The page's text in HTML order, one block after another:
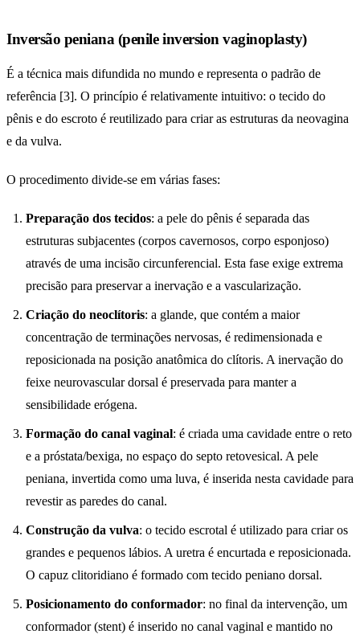
Inversão peniana (penile inversion vaginoplasty)
É a técnica mais difundida no mundo e representa o padrão de
referência [3]. O princípio é relativamente intuitivo: o tecido do
pênis e do escroto é reutilizado para criar as estruturas da neovagina
e da vulva.
O procedimento divide-se em várias fases:
Preparação dos tecidos: a pele do pênis é separada das
estruturas subjacentes (corpos cavernosos, corpo esponjoso)
através de uma incisão circunferencial. Esta fase exige extrema
precisão para preservar a inervação e a vascularização.
Criação do neoclítoris: a glande, que contém a maior
concentração de terminações nervosas, é redimensionada e
reposicionada na posição anatômica do clítoris. A inervação do
feixe neurovascular dorsal é preservada para manter a
sensibilidade erógena.
Formação do canal vaginal: é criada uma cavidade entre o reto
e a próstata/bexiga, no espaço do septo retovesical. A pele
peniana, invertida como uma luva, é inserida nesta cavidade para
revestir as paredes do canal.
Construção da vulva: o tecido escrotal é utilizado para criar os
grandes e pequenos lábios. A uretra é encurtada e reposicionada.
O capuz clitoridiano é formado com tecido peniano dorsal.
Posicionamento do conformador: no final da intervenção, um
conformador (stent) é inserido no canal vaginal e mantido no